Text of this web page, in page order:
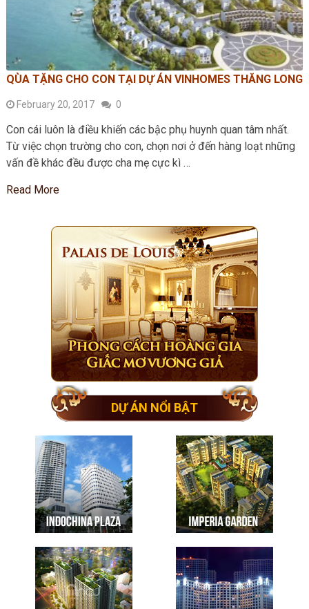
QÙA TẶNG CHO CON TẠI DỰ ÁN VINHOMES THĂNG LONG
February 20, 2017 0
Con cái luôn là điều khiến các bậc phụ huynh quan tâm nhất.
Từ việc chọn trường cho con, chọn nơi ở đến hàng loạt những
vấn đề khác đều được cha mẹ cực kì …
Read More
DỰ ÁN NỔI BẬT